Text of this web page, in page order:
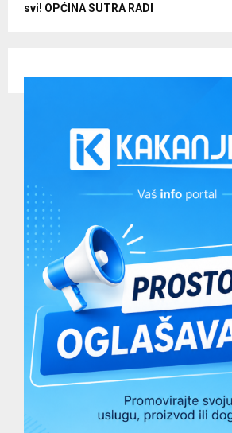
svi! OPĆINA SUTRA RADI